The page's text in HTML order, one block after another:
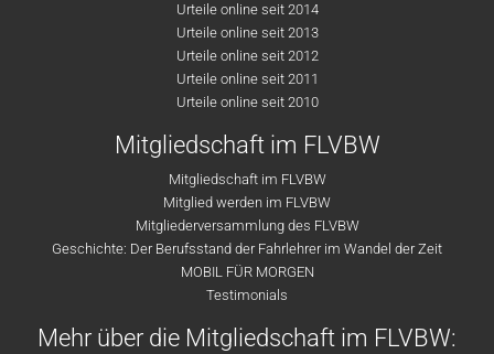
Urteile online seit 2014
Urteile online seit 2013
Urteile online seit 2012
Urteile online seit 2011
Urteile online seit 2010
Mitgliedschaft im FLVBW
Mitgliedschaft im FLVBW
Mitglied werden im FLVBW
Mitgliederversammlung des FLVBW
Geschichte: Der Berufsstand der Fahrlehrer im Wandel der Zeit
MOBIL FÜR MORGEN
Testimonials
Mehr über die Mitgliedschaft im FLVBW: